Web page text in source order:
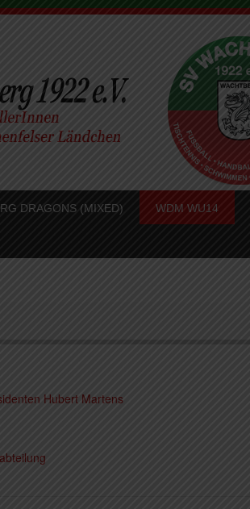
DRAGONS (MIXED) WDM WU14
Hubert Martens